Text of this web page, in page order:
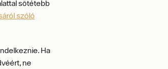
sötétebb
szóló
Ha
ne